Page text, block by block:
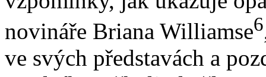
novináře Briana Williamse6
ve svých představách a